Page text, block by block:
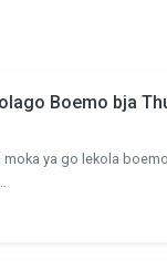
Boemo bja
moka ya go lekola